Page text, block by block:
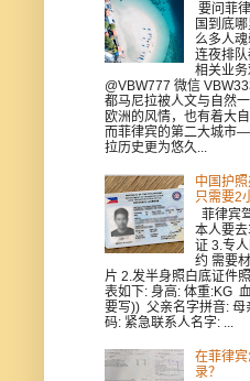
要问菲
国到底
么多人
连夜排队
相关业
@VBW777 微信
都马尼拉被人文与自然
欧洲的风情，也有着大自
而菲律宾的第二大城市
拉历史更为悠久...
中国护
只需要2
菲律宾
本人要
证 3.专
约 需要
片 2.发半身照白底证件
表如下: 身高: 体重:KG
要写)) 父亲名字拼音: 母
码: 紧急联系人名字: ...
在菲律
录？